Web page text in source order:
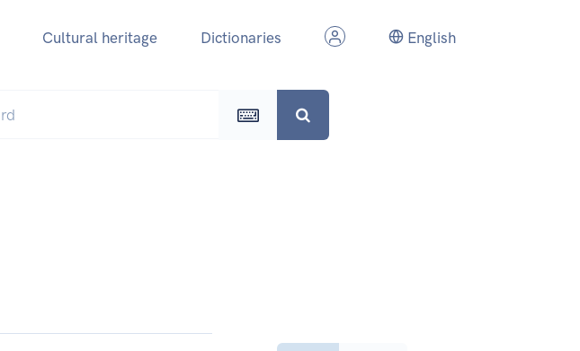
Cultural heritage Dictionaries English